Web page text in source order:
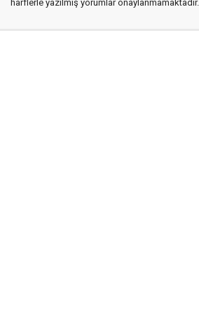
harflerle yazılmış yorumlar onaylanmamaktadır.